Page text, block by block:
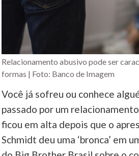
Relacionamento abusivo pode ser
formas | Foto: Banco de Imagem
Você já sofreu ou conhece
passado por um
ficou em alta depois que o
Schmidt deu uma ‘bronca’ em